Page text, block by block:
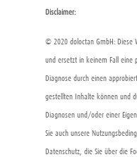
Disclaimer:
© 2020 doloctan GmbH: Diese
und ersetzt in keinem Fall eine
Diagnose durch einen
gestellten Inhalte können und
Diagnosen und/oder einer
Sie auch unsere
Datenschutz, die Sie über die